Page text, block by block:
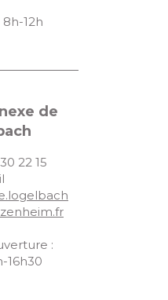
12h
de
22 15
:
16h30